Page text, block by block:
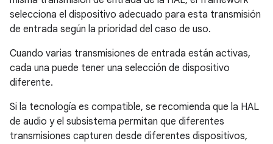
selecciona el dispositivo adecuado para esta transmisión
de entrada según la prioridad del caso de uso.
Cuando varias transmisiones de entrada están activas,
cada una puede tener una selección de dispositivo
diferente.
Si la tecnología es compatible, se recomienda que la HAL
de audio y el subsistema permitan que diferentes
transmisiones capturen desde diferentes dispositivos,